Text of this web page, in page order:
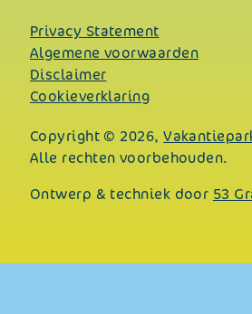
Privacy Statement
Algemene voorwaarden
Disclaimer
Cookieverklaring
Copyright © 2026,
Alle rechten voorbehouden.
Ontwerp & techniek door 53